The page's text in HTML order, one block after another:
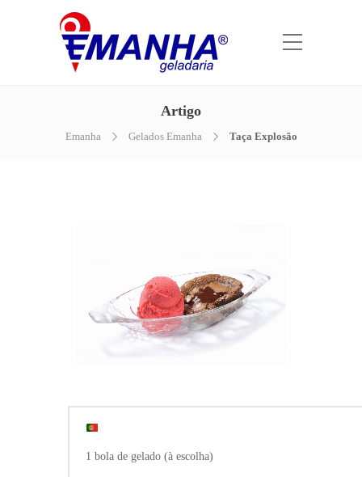
Artigo
Emanha Gelados Emanha Taça Explosão
1 bola de gelado (à escolha)